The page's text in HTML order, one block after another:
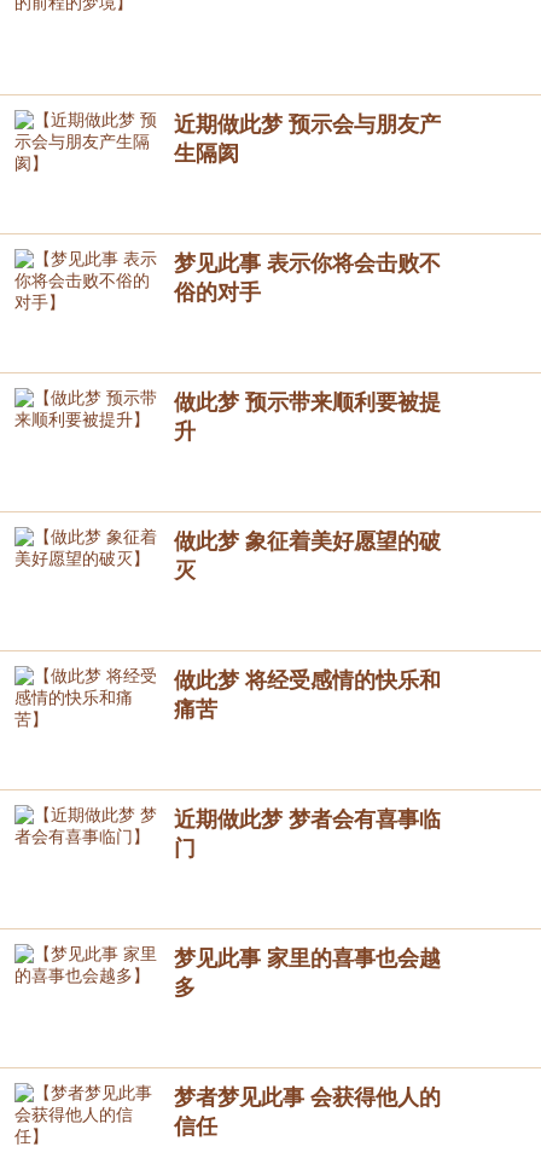
近期做此梦 预示会与朋友产
生隔阂
梦见此事 表示你将会击败不
俗的对手
做此梦 预示带来顺利要被提
升
做此梦 象征着美好愿望的破
灭
做此梦 将经受感情的快乐和
痛苦
近期做此梦 梦者会有喜事临
门
梦见此事 家里的喜事也会越
多
梦者梦见此事 会获得他人的
信任